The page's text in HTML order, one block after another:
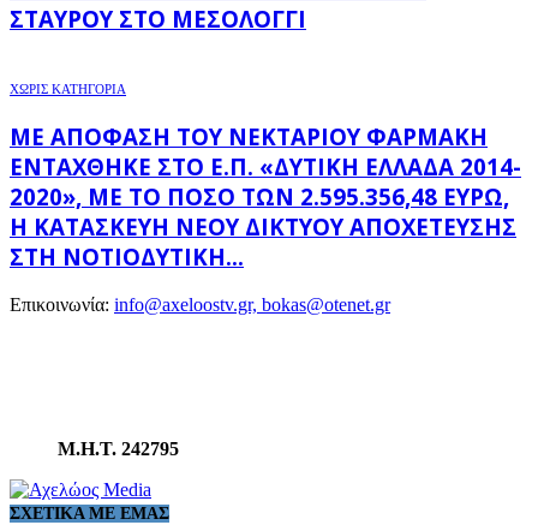
ΣΤΑΥΡΟΎ ΣΤΟ ΜΕΣΟΛΌΓΓΙ
ΧΩΡΊΣ ΚΑΤΗΓΟΡΊΑ
ΜΕ ΑΠΌΦΑΣΗ ΤΟΥ ΝΕΚΤΆΡΙΟΥ ΦΑΡΜΆΚΗ
ΕΝΤΆΧΘΗΚΕ ΣΤΟ Ε.Π. «ΔΥΤΙΚΉ ΕΛΛΆΔΑ 2014-
2020», ΜΕ ΤΟ ΠΟΣΌ ΤΩΝ 2.595.356,48 ΕΥΡΏ,
Η ΚΑΤΑΣΚΕΥΉ ΝΈΟΥ ΔΙΚΤΎΟΥ ΑΠΟΧΈΤΕΥΣΗΣ
ΣΤΗ ΝΟΤΙΟΔΥΤΙΚΉ...
Επικοινωνία: info@axeloostv.gr, bokas@otenet.gr
Μ.Η.Τ. 242795
ΣΧΕΤΙΚΆ ΜΕ ΕΜΆΣ